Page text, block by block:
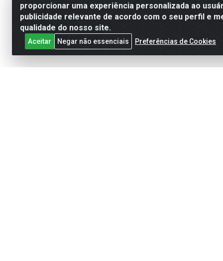
proporcionar uma experiência personalizada ao
publicidade relevante de acordo com o seu perfil e
qualidade do nosso site.
Aceitar Negar não essenciais Preferências de Cookies